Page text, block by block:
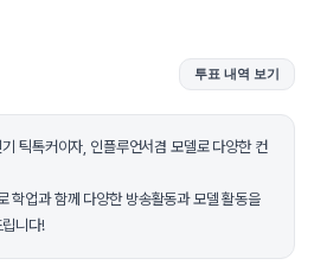
투표 내역 보기
틱톡커이자, 인플루언서겸 모델로 다양한 컨
학업과 함께 다양한 방송활동과 모델 활동을
니다!